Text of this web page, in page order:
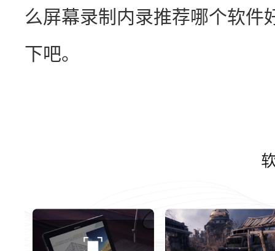
么屏幕录制内录推荐哪个软件
下吧。